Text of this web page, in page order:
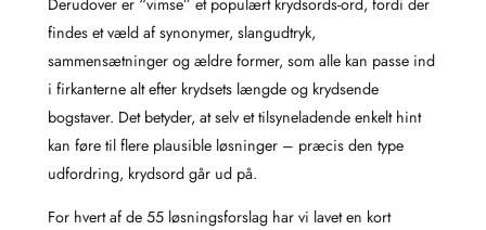
Derudover er “vimse” et populært krydsords-ord, fordi der
findes et væld af synonymer, slangudtryk,
sammensætninger og ældre former, som alle kan passe ind
i firkanterne alt efter krydsets længde og krydsende
bogstaver. Det betyder, at selv et tilsyneladende enkelt hint
kan føre til flere plausible løsninger – præcis den type
udfordring, krydsord går ud på.
For hvert af de 55 løsningsforslag har vi lavet en kort